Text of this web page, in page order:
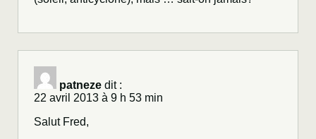
patneze dit :
22 avril 2013 à 9 h 53 min
Salut Fred,